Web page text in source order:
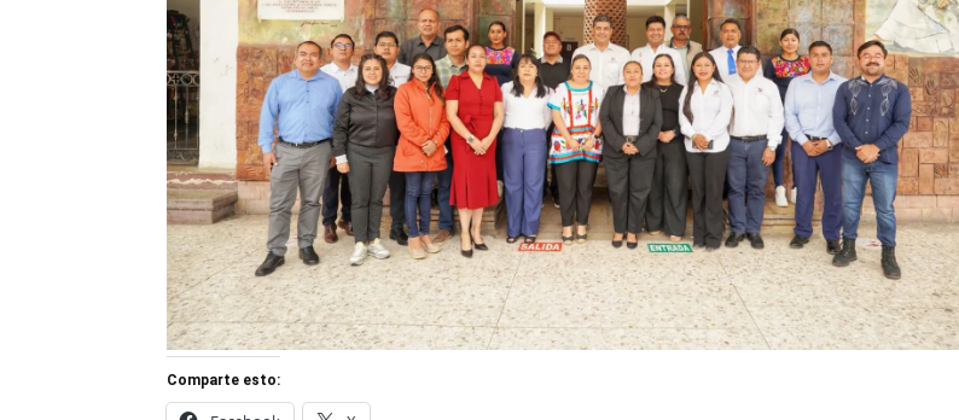
Comparte esto: